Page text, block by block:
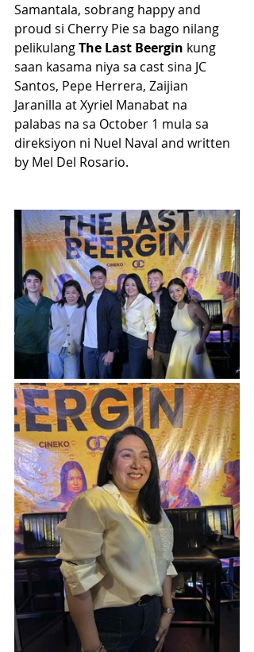
Samantala, sobrang happy and
proud si Cherry Pie sa bago nilang
pelikulang The Last Beergin kung
saan kasama niya sa cast sina JC
Santos, Pepe Herrera, Zaijian
Jaranilla at Xyriel Manabat na
palabas na sa October 1 mula sa
direksiyon ni Nuel Naval and written
by Mel Del Rosario.